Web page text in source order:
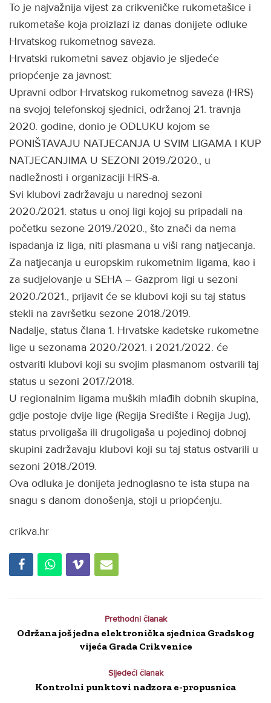
To je najvažnija vijest za crikveničke rukometašice i
rukometaše koja proizlazi iz danas donijete odluke
Hrvatskog rukometnog saveza.
Hrvatski rukometni savez objavio je sljedeće
priopćenje za javnost:
Upravni odbor Hrvatskog rukometnog saveza (HRS)
na svojoj telefonskoj sjednici, održanoj 21. travnja
2020. godine, donio je ODLUKU kojom se
PONIŠTAVAJU NATJECANJA U SVIM LIGAMA I KUP
NATJECANJIMA U SEZONI 2019./2020., u
nadležnosti i organizaciji HRS-a.
Svi klubovi zadržavaju u narednoj sezoni
2020./2021. status u onoj ligi kojoj su pripadali na
početku sezone 2019./2020., što znači da nema
ispadanja iz liga, niti plasmana u viši rang natjecanja.
Za natjecanja u europskim rukometnim ligama, kao i
za sudjelovanje u SEHA – Gazprom ligi u sezoni
2020./2021., prijavit će se klubovi koji su taj status
stekli na završetku sezone 2018./2019.
Nadalje, status člana 1. Hrvatske kadetske rukometne
lige u sezonama 2020./2021. i 2021./2022. će
ostvariti klubovi koji su svojim plasmanom ostvarili taj
status u sezoni 2017./2018.
U regionalnim ligama muških mlađih dobnih skupina,
gdje postoje dvije lige (Regija Središte i Regija Jug),
status prvoligaša ili drugoligaša u pojedinoj dobnoj
skupini zadržavaju klubovi koji su taj status ostvarili u
sezoni 2018./2019.
Ova odluka je donijeta jednoglasno te ista stupa na
snagu s danom donošenja, stoji u priopćenju.
crikva.hr
Prethodni članak
Održana još jedna elektronička sjednica Gradskog
vijeća Grada Crikvenice
Sljedeći članak
Kontrolni punktovi nadzora e-propusnica